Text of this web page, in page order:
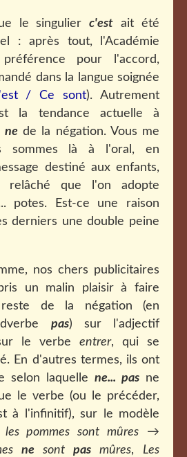
le singulierc'est ait été
: après tout, l'Académie
pour l'accord,
dans la langue soignée
/ Ce sont). Autrement
la tendance actuelle à
nede la négation. Vous me
sommes là à l'oral, en
destiné aux enfants,
relâché que l'on adopte
potes. Est-ce une raison
derniers une double peine
nos chers publicitaires
un malin plaisir à faire
de la négation (en
pas) sur l'adjectif
le verbe entrer, qui se
En d'autres termes, ils ont
selon laquelle ne... pas ne
le verbe (ou le précéder,
à l'infinitif), sur le modèle
les pommes sont mûres →
ne sont pas mûres, Les